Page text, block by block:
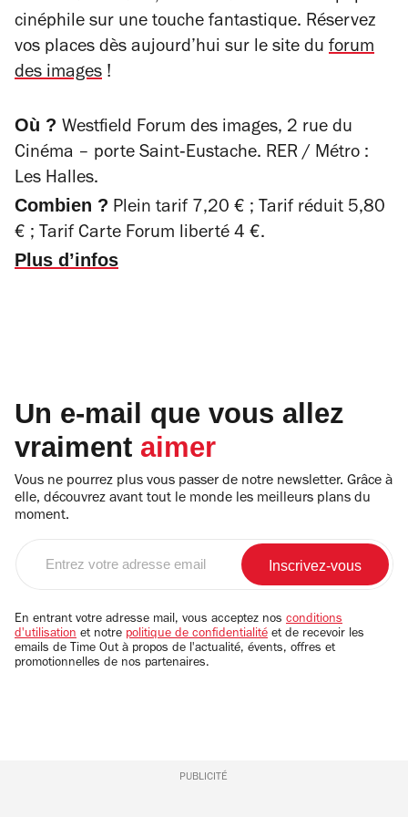
cinéphile sur une touche fantastique. Réservez
vos places dès aujourd’hui sur le site du forum
des images !
Où ? Westfield Forum des images, 2 rue du
Cinéma – porte Saint‐Eustache. RER / Métro :
Les Halles.
Combien ? Plein tarif 7,20 € ; Tarif réduit 5,80
€ ; Tarif Carte Forum liberté 4 €.
Plus d’infos
Un e-mail que vous allez
vraiment aimer
Vous ne pourrez plus vous passer de notre newsletter. Grâce à
elle, découvrez avant tout le monde les meilleurs plans du
moment.
email
En entrant votre adresse mail, vous acceptez nos conditions
d'utilisation et notre politique de confidentialité et de recevoir les
emails de Time Out à propos de l'actualité, évents, offres et
promotionnelles de nos partenaires.
PUBLICITÉ